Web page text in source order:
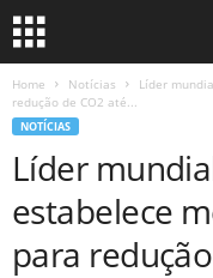
Home Notícias
Líder
redução de CO2 até...
NOTÍCIAS
Líder
estabelece
para